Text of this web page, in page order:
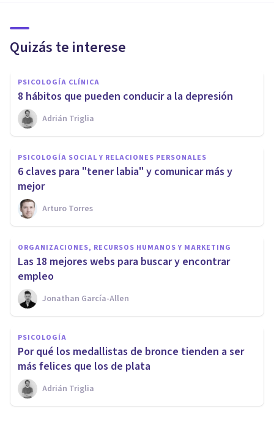
Quizás te interese
PSICOLOGÍA CLÍNICA
​8 hábitos que pueden conducir a la depresión
Adrián Triglia
PSICOLOGÍA SOCIAL Y RELACIONES PERSONALES
6 claves para "tener labia" y comunicar más y
mejor
Arturo Torres
ORGANIZACIONES, RECURSOS HUMANOS Y MARKETING
Las 18 mejores webs para buscar y encontrar
empleo
Jonathan García-Allen
PSICOLOGÍA
​Por qué los medallistas de bronce tienden a ser
más felices que los de plata
Adrián Triglia